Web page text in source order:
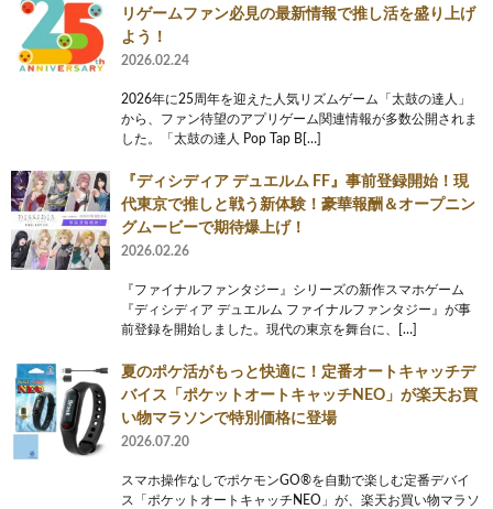
リゲームファン必見の最新情報で推し活を盛り上げ
よう！
2026.02.24
2026年に25周年を迎えた人気リズムゲーム「太鼓の達人」
から、ファン待望のアプリゲーム関連情報が多数公開されま
した。「太鼓の達人 Pop Tap B[…]
『ディシディア デュエルム FF』事前登録開始！現
代東京で推しと戦う新体験！豪華報酬＆オープニン
グムービーで期待爆上げ！
2026.02.26
『ファイナルファンタジー』シリーズの新作スマホゲーム
『ディシディア デュエルム ファイナルファンタジー』が事
前登録を開始しました。現代の東京を舞台に、[…]
夏のポケ活がもっと快適に！定番オートキャッチデ
バイス「ポケットオートキャッチNEO」が楽天お買
い物マラソンで特別価格に登場
2026.07.20
スマホ操作なしでポケモンGO®を自動で楽しむ定番デバイ
ス「ポケットオートキャッチNEO」が、楽天お買い物マラソ